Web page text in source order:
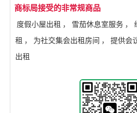
商标局接受的非常规商品
度假小屋出租 ， 雪茄休息室服务 ，
租 ， 为社交集会出租房间 ， 提供会
出租